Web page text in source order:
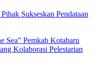
Sukseskan Pendataan
Sea” Pemkab Kotabaru
Kolaborasi Pelestarian